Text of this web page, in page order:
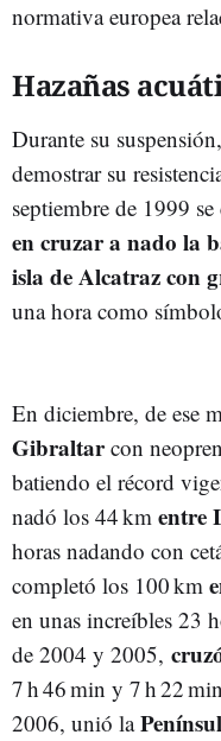
normativa europea
Hazañas
Durante su
demostrar su
septiembre de 1999
en cruzar a nado la
isla de Alcatraz con
una hora como
En diciembre, de ese
Gibraltarcon
batiendo el récord
nadó los 44 km entre
horas nadando con
completó los 100 km
en unas increíbles 23
de 2004 y 2005,
7 h 46 min y 7 h 22
2006, unió la